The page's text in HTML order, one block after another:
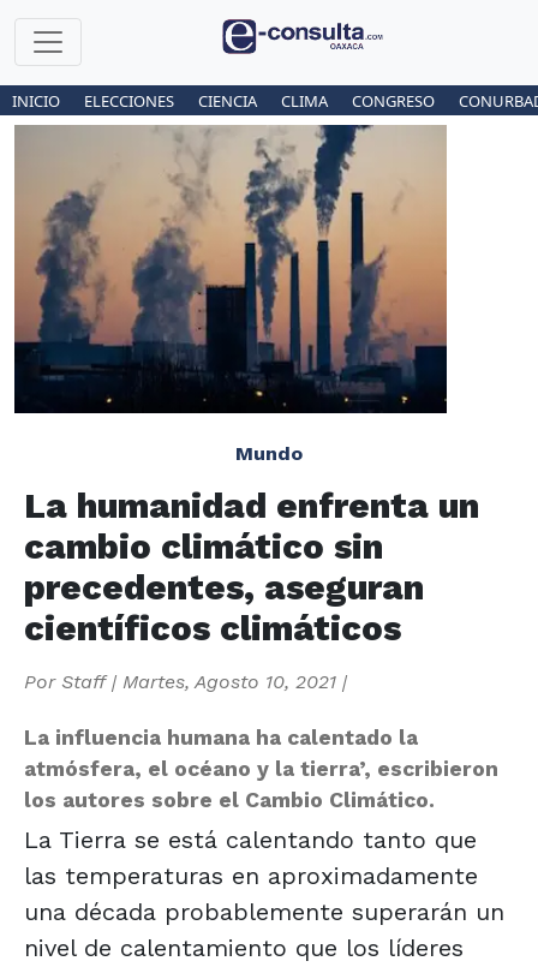
INICIO ELECCIONES CIENCIA CLIMA CONGRESO
Mundo
La humanidad enfrenta un
cambio climático sin
precedentes, aseguran
científicos climáticos
Por Staff| Martes, Agosto 10, 2021 |
La influencia humana ha calentado la
atmósfera, el océano y la tierra’, escribieron
los autores sobre el Cambio Climático.
La Tierra se está calentando tanto que
las temperaturas en aproximadamente
una década probablemente superarán un
nivel de calentamiento que los líderes